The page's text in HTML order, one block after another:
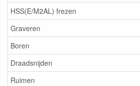
HSS(E/M2AL) frezen
Graveren
Boren
Draadsnijden
Ruimen